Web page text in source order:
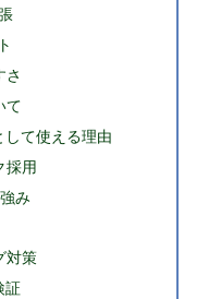
さ
て
て使える理由
採用
み
対策
証